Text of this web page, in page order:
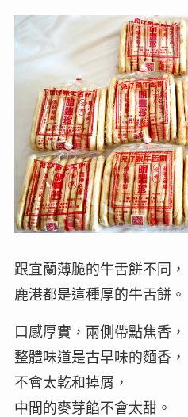
跟宜蘭薄脆的牛舌餅不同，
鹿港都是這種厚的牛舌餅。
口感厚實，兩側帶點焦香，
整體味道是古早味的麵香，
不會太乾和掉屑，
中間的麥芽餡不會太甜。